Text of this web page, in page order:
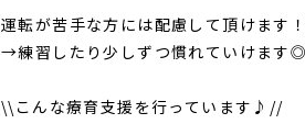
運転が苦手な方には配慮して頂けます！
→練習したり少しずつ慣れていけます◎
\\こんな療育支援を行っています♪//